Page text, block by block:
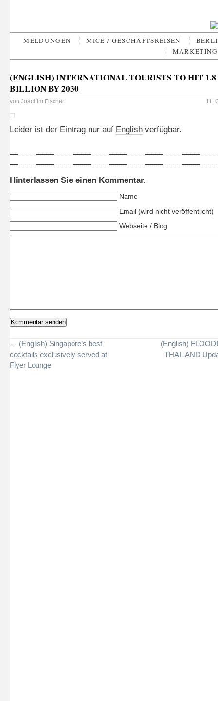
MELDUNGEN MICE / GESCHÄFTSREISEN
(ENGLISH) INTERNATIONAL TOURISTS TO HIT 1.8
BILLION BY 2030
11.
von Joachim Fischer
Leider ist der Eintrag nur auf English verfügbar.
Hinterlassen Sie einen Kommentar.
Name
Email (wird nicht veröffentlicht)
Webseite / Blog
(English)
THAILAND
← (English) Singapore’s best
cocktails exclusively served at
Flyer Lounge